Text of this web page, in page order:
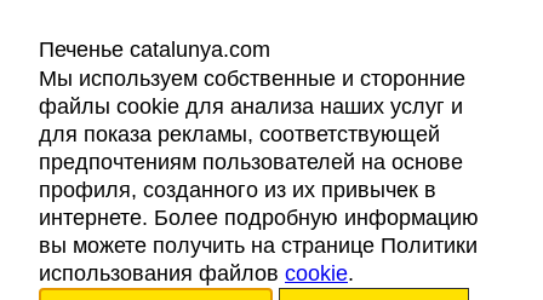
Правовая информация
Cookies
Доступность
Печенье catalunya.com
Мы используем собственные и сторонние
файлы cookie для анализа наших услуг и
для показа рекламы, соответствующей
предпочтениям пользователей на основе
профиля, созданного из их привычек в
интернете. Более подробную информацию
вы можете получить на странице Политики
использования файлов cookie.